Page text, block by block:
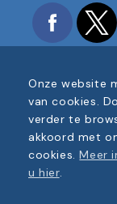
COPYRIGHT ©
RECHTEN
BEDRIJF
Onze website
van cookies.
verder te
akkoord met
cookies.Meer
u hier.